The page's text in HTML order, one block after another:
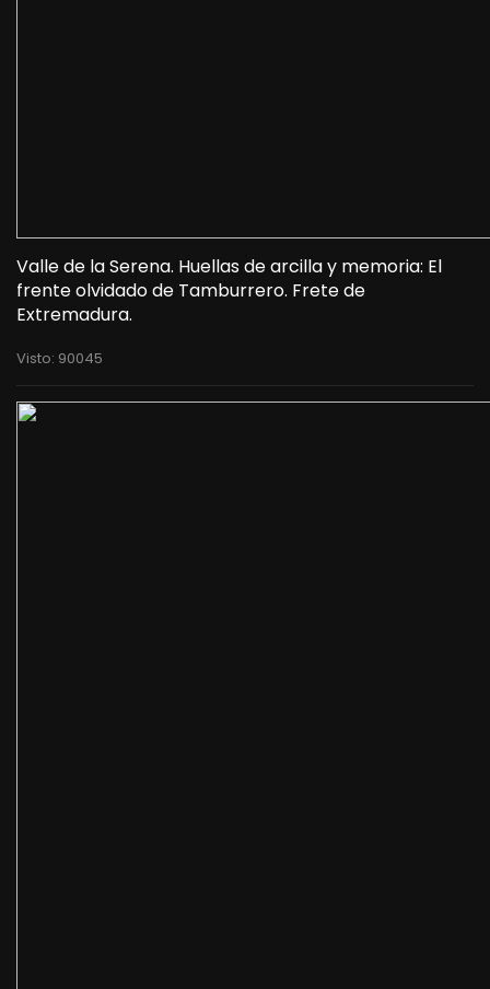
Valle de la Serena. Huellas de arcilla y memoria: El
frente olvidado de Tamburrero. Frete de
Extremadura.
Visto: 90045